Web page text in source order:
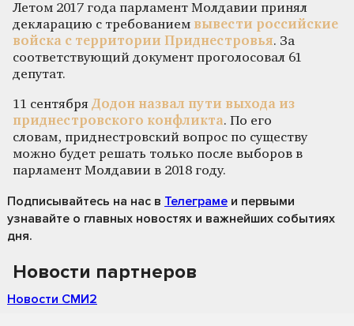
Летом 2017 года парламент Молдавии принял
декларацию с требованием вывести российские
войска с территории Приднестровья. За
соответствующий документ проголосовал 61
депутат.
11 сентября Додон назвал пути выхода из
приднестровского конфликта. По его
словам, приднестровский вопрос по существу
можно будет решать только после выборов в
парламент Молдавии в 2018 году.
Подписывайтесь на нас в Телеграме и первыми
узнавайте о главных новостях и важнейших событиях
дня.
Новости партнеров
Новости СМИ2